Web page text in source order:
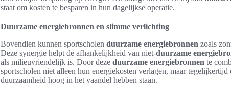
staat om kosten te besparen in hun dagelijkse operatie.
Duurzame energiebronnen en slimme verlichting
Bovendien kunnen sportscholen duurzame energiebronnen zoals
Deze synergie helpt de afhankelijkheid van niet-duurzame
als milieuvriendelijk is. Door deze duurzame energiebronnen te
sportscholen niet alleen hun energiekosten verlagen, maar
duurzaamheid hoog in het vaandel hebben staan.